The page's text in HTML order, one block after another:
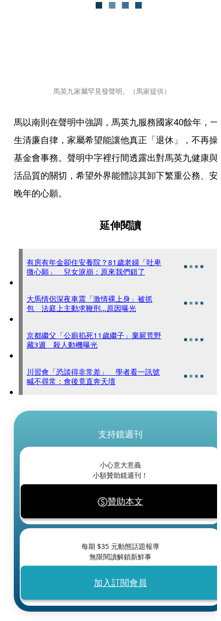
馬英九家屬罕見發聲明。（馬家提供）
馬以南則在聲明中強調，馬英九服務國家40餘年，一
生清廉自律，家屬希望能讓他真正「退休」，不再操
基金會事務。聲明中字裡行間透露出對馬英九健康與
活品質的關切，希望外界能體諒其卸下繁重公務、安
晚年的心願。
延伸閱讀
有房有年金卻住安養院？81歲老婦「吐卑
微心願」 兒女淚崩：原來我們錯了
大馬情侶深夜車震「激情裸上身」被抓
包 法庭上主動求鞭刑...原因曝光
京都繼父「公廁掐死11歲繼子」棄屍荒野
藏3週 殺人動機曝光
川習會「恐談得非常差」 學者看一訊號
喊不尋常：會後竟直奔天壇
支持鏡週刊
小心意大意義
小額贊助鏡週刊！
贊助本文
每期 $35 元動態話題報導
無限閱讀解鎖新鮮事
加入訂閱會員